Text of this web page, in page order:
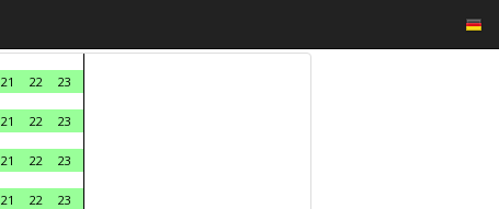
21 22
23
21 22
23
21 22
23
21 22
23